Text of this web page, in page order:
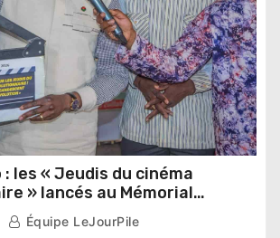
: les « Jeudis du cinéma
» lancés au Mémorial
Équipe LeJourPile